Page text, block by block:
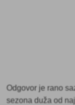
Odgovor je rano
sezona duža od